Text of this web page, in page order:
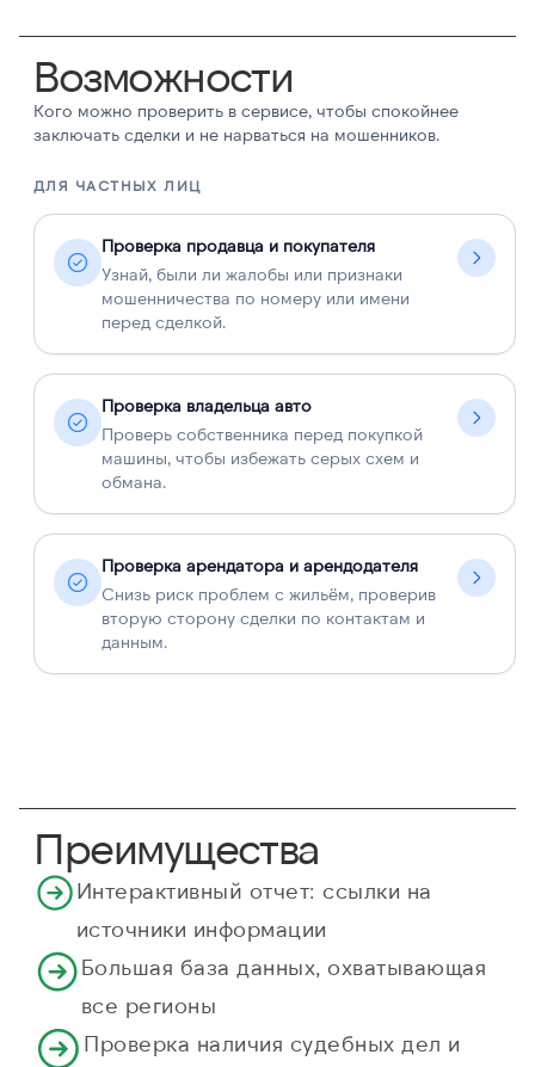
Возможности
Кого можно проверить в сервисе, чтобы спокойнее
заключать сделки и не нарваться на мошенников.
ДЛЯ ЧАСТНЫХ ЛИЦ
Проверка продавца и покупателя
Узнай, были ли жалобы или признаки
мошенничества по номеру или имени
перед сделкой.
Проверка владельца авто
Проверь собственника перед покупкой
машины, чтобы избежать серых схем и
обмана.
Проверка арендатора и арендодателя
Снизь риск проблем с жильём, проверив
вторую сторону сделки по контактам и
данным.
Преимущества
Интерактивный отчет: ссылки на
источники информации
Большая база данных, охватывающая
все регионы
Проверка наличия судебных дел и